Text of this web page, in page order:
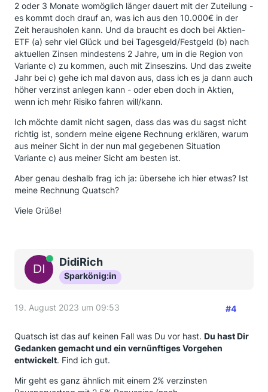
2 oder 3 Monate womöglich länger dauert mit der Zuteilung -
es kommt doch drauf an, was ich aus den 10.000€ in der
Zeit herausholen kann. Und da braucht es doch bei Aktien-
ETF (a) sehr viel Glück und bei Tagesgeld/Festgeld (b) nach
aktuellen Zinsen mindestens 2 Jahre, um in die Region von
Variante c) zu kommen, auch mit Zinseszins. Und das zweite
Jahr bei c) gehe ich mal davon aus, dass ich es ja dann auch
höher verzinst anlegen kann - oder eben doch in Aktien,
wenn ich mehr Risiko fahren will/kann.
Ich möchte damit nicht sagen, dass das was du sagst nicht
richtig ist, sondern meine eigene Rechnung erklären, warum
aus meiner Sicht in der nun mal gegebenen Situation
Variante c) aus meiner Sicht am besten ist.
Aber genau deshalb frag ich ja: übersehe ich hier etwas? Ist
meine Rechnung Quatsch?
Viele Grüße!
OnlineDidiRich
Sparkönig:in
19. August 2023 um 09:53 #4
Quatsch ist das auf keinen Fall was Du vor hast. Du hast Dir
Gedanken gemacht und ein vernünftiges Vorgehen
entwickelt. Find ich gut.
Mir geht es ganz ähnlich mit einem 2% verzinsten